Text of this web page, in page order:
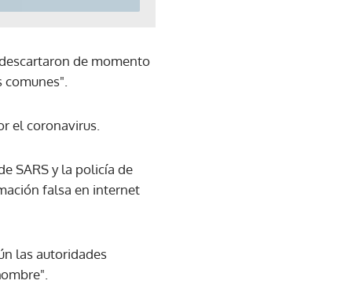
de momento
el coronavirus.
SARS y la policía de
falsa en internet
las autoridades